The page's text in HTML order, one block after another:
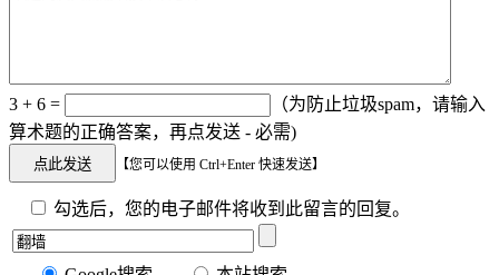
3 + 6 =
（为防止垃圾spam，请输入
算术题的正确答案，再点发送 - 必需)
【您可以使用 Ctrl+Enter 快速发送】
勾选后，您的电子邮件将收到此留言的回复。